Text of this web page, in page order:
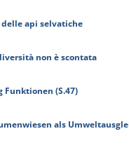
delle api selvatiche
non è scontata
Funktionen (S.47)
als